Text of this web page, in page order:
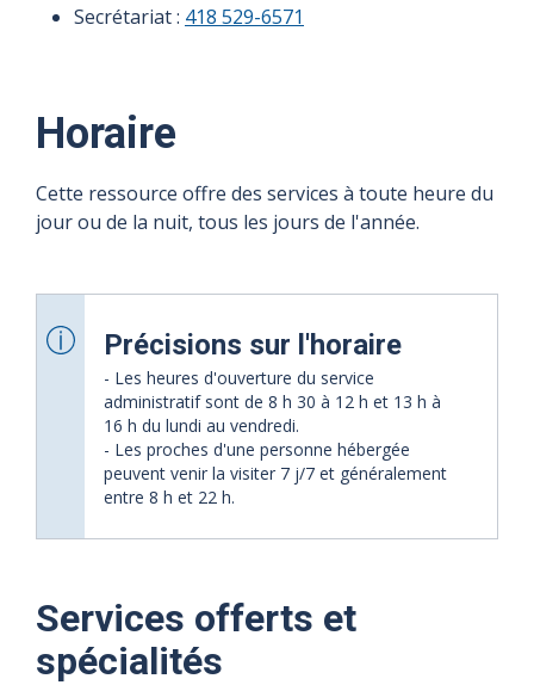
Secrétariat : 418 529-6571
Horaire
Cette ressource offre des services à toute heure du
jour ou de la nuit, tous les jours de l'année.
Précisions sur l'horaire
- Les heures d'ouverture du service
administratif sont de 8 h 30 à 12 h et 13 h à
16 h du lundi au vendredi.
- Les proches d'une personne hébergée
peuvent venir la visiter 7 j/7 et généralement
entre 8 h et 22 h.
Services offerts et
spécialités